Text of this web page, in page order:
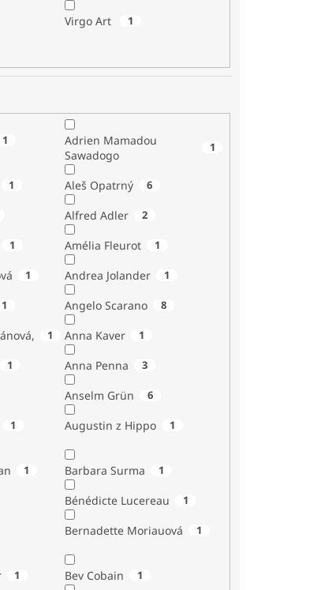
Virgo Art 1
1
Adrien Mamadou
Sawadogo
1
1 Aleš Opatrný 6
Alfred Adler 2
1 Amélia Fleurot 1
1 Andrea Jolander 1
1 Angelo Scarano 8
1 Anna Kaver 1
1 Anna Penna 3
Anselm Grün 6
1 Augustin z Hippo 1
1 Barbara Surma 1
Bénédicte Lucereau 1
Bernadette Moriauová 1
1 Bev Cobain 1